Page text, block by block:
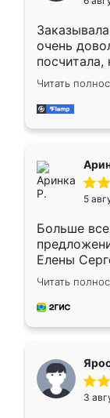
мебели
очень
посчитала,
Замерщик
делу со
за день,
Читать
5
Больше
Елены
короткие
для
предложил
Читать
3